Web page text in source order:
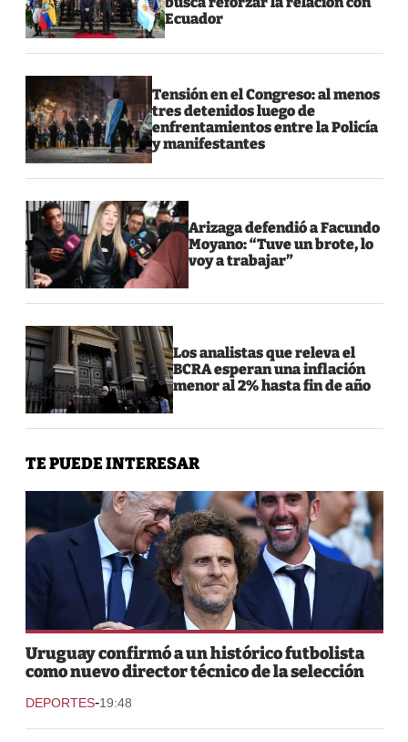
Ecuador
Tensión en el Congreso: al menos
tres detenidos luego de
enfrentamientos entre la Policía
y manifestantes
Arizaga defendió a Facundo
Moyano: “Tuve un brote, lo
voy a trabajar”
Los analistas que releva el
BCRA esperan una inflación
menor al 2% hasta fin de año
TE PUEDE INTERESAR
Uruguay confirmó a un histórico futbolista
como nuevo director técnico de la selección
DEPORTES-19:48